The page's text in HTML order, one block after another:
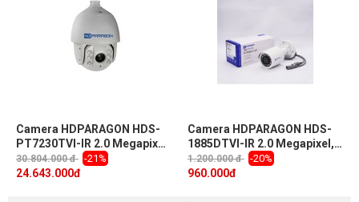
Camera HDPARAGON HDS-
PT7230TVI-IR 2.0 Megapixel,
PT Zoom 30X, IR 100m
30.804.000 đ -21%
24.643.000đ
Camera HDPARAGON HDS-
1885DTVI-IR 2.0 Megapixel,
IR 20m, F3.6mm, vỏ sắt
chống va đập
1.200.000 đ -20%
960.000đ